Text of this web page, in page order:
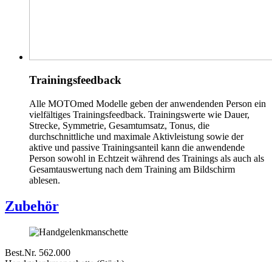
Trainingsfeedback
Alle MOTOmed Modelle geben der anwendenden Person ein
vielfältiges Trainingsfeedback. Trainingswerte wie Dauer,
Strecke, Symmetrie, Gesamtumsatz, Tonus, die
durchschnittliche und maximale Aktivleistung sowie der
aktive und passive Trainingsanteil kann die anwendende
Person sowohl in Echtzeit während des Trainings als auch als
Gesamtauswertung nach dem Training am Bildschirm
ablesen.
Zubehör
Best.Nr. 562.000